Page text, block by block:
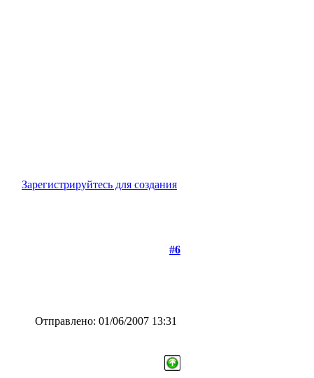
Зарегистрируйтесь для создания
#6
Отправлено: 01/06/2007 13:31